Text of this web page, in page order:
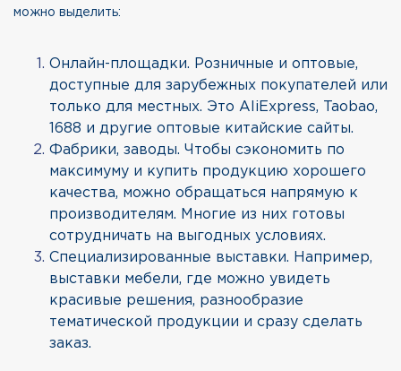
можно выделить:
Онлайн-площадки. Розничные и оптовые,
доступные для зарубежных покупателей или
только для местных. Это AliExpress, Taobao,
1688 и другие оптовые китайские сайты.
Фабрики, заводы. Чтобы сэкономить по
максимуму и купить продукцию хорошего
качества, можно обращаться напрямую к
производителям. Многие из них готовы
сотрудничать на выгодных условиях.
Специализированные выставки. Например,
выставки мебели, где можно увидеть
красивые решения, разнообразие
тематической продукции и сразу сделать
заказ.